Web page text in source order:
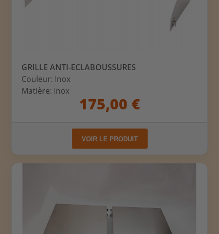
GRILLE ANTI-ECLABOUSSURES
Couleur: Inox
Matière: Inox
175,00 €
VOIR LE PRODUIT